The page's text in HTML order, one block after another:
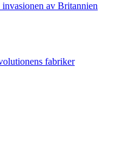
av Britannien
fabriker